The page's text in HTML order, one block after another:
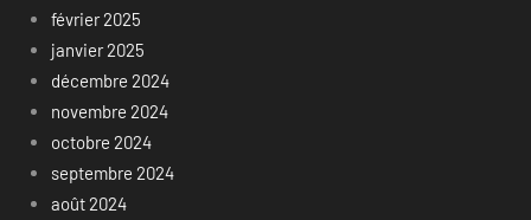
février 2025
janvier 2025
décembre 2024
novembre 2024
octobre 2024
septembre 2024
août 2024